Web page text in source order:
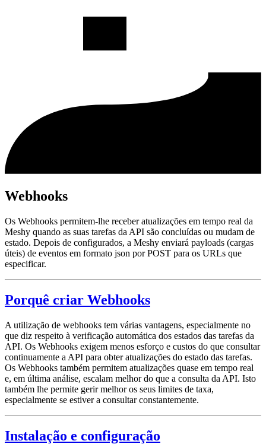
Webhooks
Os Webhooks permitem-lhe receber atualizações em tempo real da
Meshy quando as suas tarefas da API são concluídas ou mudam de
estado. Depois de configurados, a Meshy enviará payloads (cargas
úteis) de eventos em formato json por POST para os URLs que
especificar.
Porquê criar Webhooks
A utilização de webhooks tem várias vantagens, especialmente no
que diz respeito à verificação automática dos estados das tarefas da
API. Os Webhooks exigem menos esforço e custos do que consultar
continuamente a API para obter atualizações do estado das tarefas.
Os Webhooks também permitem atualizações quase em tempo real
e, em última análise, escalam melhor do que a consulta da API. Isto
também lhe permite gerir melhor os seus limites de taxa,
especialmente se estiver a consultar constantemente.
Instalação e configuração